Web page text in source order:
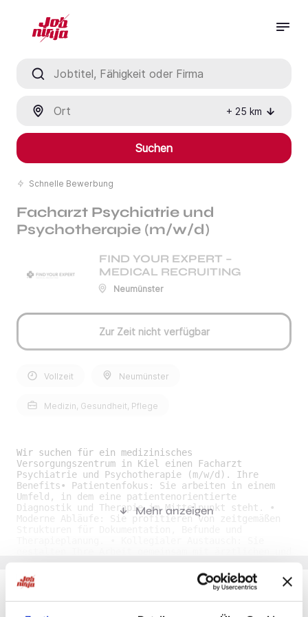
+ 25 km
Suchen
Schnelle Bewerbung
Facharzt Psychiatrie und
Psychotherapie (m/w/d)
FIND YOUR EXPERT –
MEDICAL RECRUITING
Neumünster
Zur Zeit nicht verfügbar
Vollzeit Neumünster
Medizin, Gesundheit, Pflege
Wir suchen für ein medizinisches
Versorgungszentrum in Kiel einen Facharzt
Psychiatrie und Psychotherapie (m/w/d). Ihre
Benefits• Patientenfokus: Sie arbeiten in einem
Umfeld, in dem eine patientenorientierte
Diagnostik und Therapie im Mittelpunkt steht. •
Moderne Abläufe: Sie profitieren von zeitgemäßen
therapeutischen Kolleginnen und Kollegen im
regelmäßigen fachlichen Austausch. • Flexible
Arbeitszeit: Teilzeit oder Vollzeit ist möglich,
Mehr anzeigen